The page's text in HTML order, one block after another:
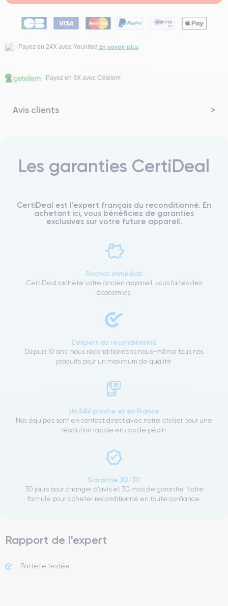
Payez en 24X avec Younited En savoir plus
Payez en 3X avec Cetelem
Avis clients
Les garanties CertiDeal
CertiDeal est l'expert français du reconditionné. En
achetant ici, vous bénéficiez de garanties
exclusives sur votre future appareil.
Rachat immédiat
CertiDeal rachète votre ancien appareil, vous faites des
économies.
L'expert du reconditionné
Depuis 10 ans, nous reconditionnons nous-même tous nos
produits pour un maximum de qualité.
Un SAV proche et en France
Nos équipes sont en contact direct avec notre atelier pour une
résolution rapide en cas de pépin.
Garantie 30/30
30 jours pour changer d'avis et 30 mois de garantie. Notre
formule pour acheter reconditionné en toute confiance.
Rapport de l'expert
Batterie testée